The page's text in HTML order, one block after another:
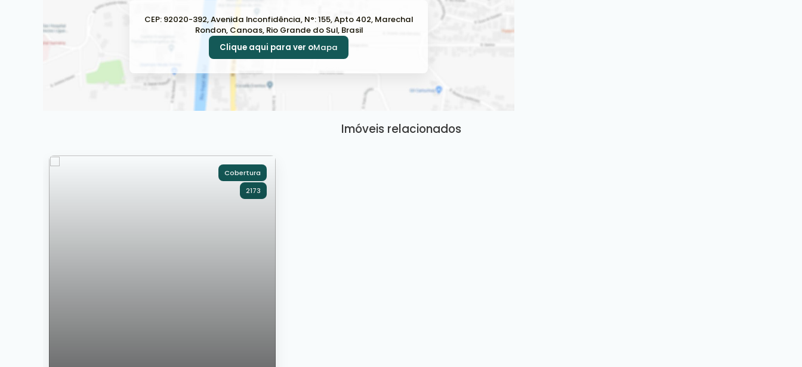
CEP: 92020-392,Avenida Inconfidência, N°:155,Apto 402, Marechal
Rondon, Canoas, Rio Grande do Sul, Brasil
Clique aqui para ver oMapa
Imóveis relacionados
Cobertura
2173